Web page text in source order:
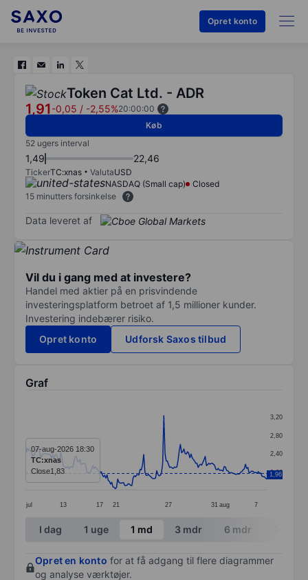
Opret konto
Token Cat Ltd. - ADR
1,91-0,05 / -2,55%20:00:00
Køb
52 ugers interval
1,49 22,46
TickerTC:xnas ValutaUSD
NASDAQ (Small cap)
Closed
15 minutters forsinkelse
Data leveret af
Vil du i gang med at investere?
Handel med aktier på en prisvindende
investeringsplatform betroet af 1,5 millioner kunder.
Investering indebærer risiko.
Opret konto
Udforsk Saxos tilbud
Graf
Line chart with 205 data points.
The chart has 1 X axis displaying categories.
The chart has 1 Y axis displaying values. Data
jul 13 17 21 27 31 aug 7
2,00
2,40
2,80
3,20
1,96
07-aug-2026 18:30
TC:xnas
Close1,83
End of interactive chart.
I dag 1 uge 1 md 3 mdr 6 mdr
Opret en konto for at få adgang til flere diagrammer
og analyse værktøjer.